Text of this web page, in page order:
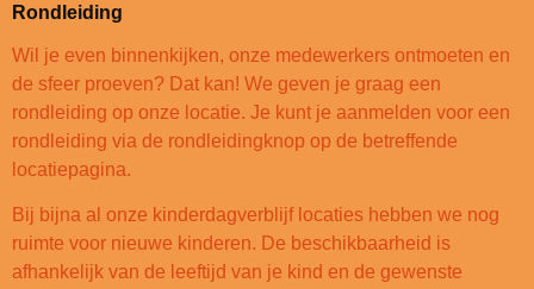
Rondleiding
Wil je even binnenkijken, onze medewerkers ontmoeten en
de sfeer proeven? Dat kan! We geven je graag een
rondleiding op onze locatie. Je kunt je aanmelden voor een
rondleiding via de rondleidingknop op de betreffende
locatiepagina.
Bij bijna al onze kinderdagverblijf locaties hebben we nog
ruimte voor nieuwe kinderen. De beschikbaarheid is
afhankelijk van de leeftijd van je kind en de gewenste